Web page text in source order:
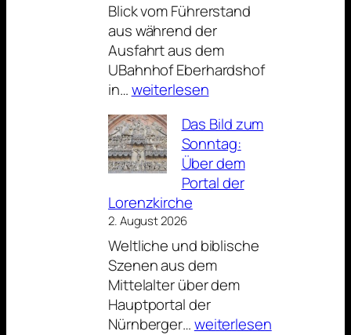
Blick vom Führerstand
aus während der
Ausfahrt aus dem
UBahnhof Eberhardshof
in…Aus
Sicht
eines
UBahnfahrers
weiterlesen
Das Bild zum
Sonntag:
Über dem
Portal der
Lorenzkirche
2. August 2026
Weltliche und biblische
Szenen aus dem
Mittelalter über dem
Hauptportal der
Nürnberger…Das
weiterlesen